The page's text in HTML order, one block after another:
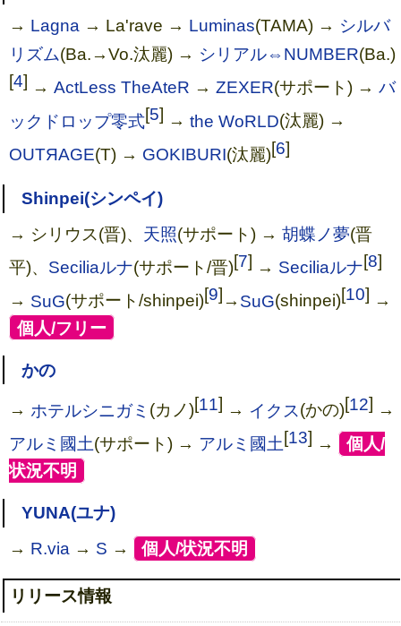
→ Lagna → La'rave → Luminas(TAMA) → シルバ
リズム(Ba.→Vo.汰麗) → シリアル⇔NUMBER(Ba.)
[4] →ActLess TheAteR →ZEXER(サポート) →バ
ックドロップ零式[5] →the WoRLD(汰麗) →
OUTЯAGE(T) → GOKIBURI(汰麗)[6]
Shinpei(シンペイ)
→ シリウス(晋)、 天照(サポート) →胡蝶ノ夢(晋
平)、 Seciliaルナ(サポート/晋)[7] → Seciliaルナ[8]
→ SuG(サポート/shinpei)[9] → SuG(shinpei)[10] →
[個人/フリー
かの
→ ホテルシニガミ (カノ)[11] → イクス(かの)[12] →
アルミ國土(サポート) → アルミ國土[13] → [個人/
状況不明
YUNA(ユナ)
→ R.via → S → [個人/状況不明
リリース情報